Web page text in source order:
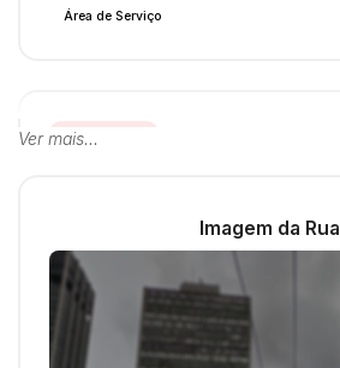
Área de Serviço
Acabamento
Destaques
Ver mais...
Imagem da Rua